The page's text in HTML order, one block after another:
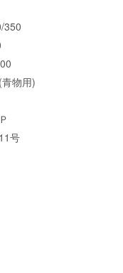
350
物用)
号